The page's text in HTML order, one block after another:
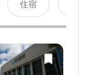
住宿